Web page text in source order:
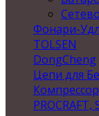
Фонари-
TOLSEN
DongCheng
Цепи для
PROCRAFT,